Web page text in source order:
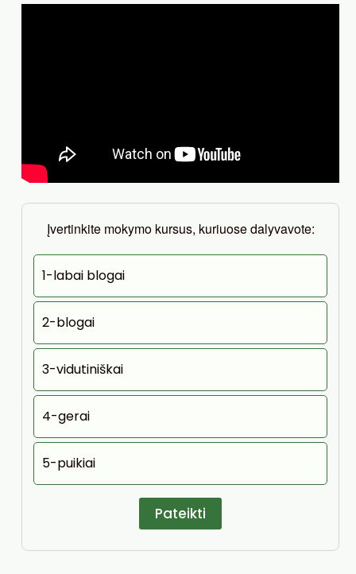
Įvertinkite mokymo kursus, kuriuose dalyvavote:
1-labai blogai
2-blogai
3-vidutiniškai
4-gerai
5-puikiai